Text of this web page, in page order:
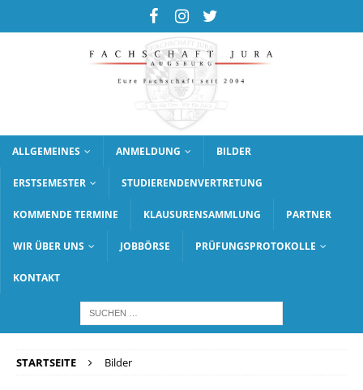
ALLGEMEINES ANMELDUNG BILDER
ERSTSEMESTER STUDIERENDENVERTRETUNG
KOMMENDE TERMINE KLAUSURENSAMMLUNG PARTNER
WIR ÜBER UNS JOBBÖRSE PRÜFUNGSPROTOKOLLE
KONTAKT
STARTSEITE Bilder